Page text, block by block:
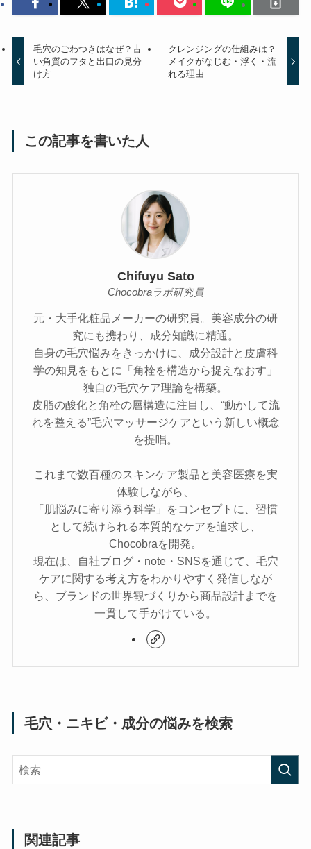
毛穴のごわつきはなぜ？古
い角質のフタと出口の見分
け方
クレンジングの仕組みは？
メイクがなじむ・浮く・流
れる理由
この記事を書いた人
Chifuyu Sato
Chocobraラボ研究員
元・大手化粧品メーカーの研究員。美容成分の研
究にも携わり、成分知識に精通。
自身の毛穴悩みをきっかけに、成分設計と皮膚科
学の知見をもとに「角栓を構造から捉えなおす」
独自の毛穴ケア理論を構築。
皮脂の酸化と角栓の層構造に注目し、“動かして流
れを整える”毛穴マッサージケアという新しい概念
を提唱。
これまで数百種のスキンケア製品と美容医療を実
体験しながら、
「肌悩みに寄り添う科学」をコンセプトに、習慣
として続けられる本質的なケアを追求し、
Chocobraを開発。
現在は、自社ブログ・note・SNSを通じて、毛穴
ケアに関する考え方をわかりやすく発信しなが
ら、ブランドの世界観づくりから商品設計までを
一貫して手がけている。
毛穴・ニキビ・成分の悩みを検索
関連記事